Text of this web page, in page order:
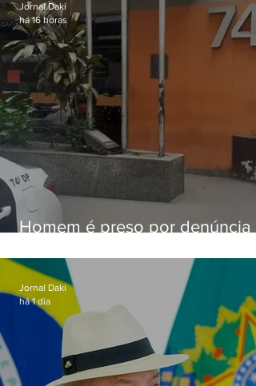
Homem é preso por denúncia
Alcântara
Jornal Daki
há 16 horas
Jornal Daki
há 1 dia